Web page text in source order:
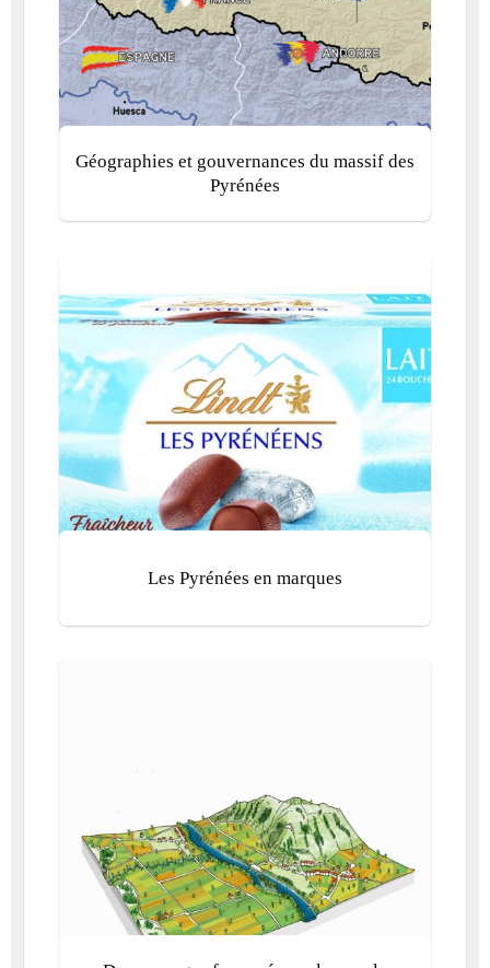
Géographies et gouvernances du massif des
Pyrénées
Les Pyrénées en marques